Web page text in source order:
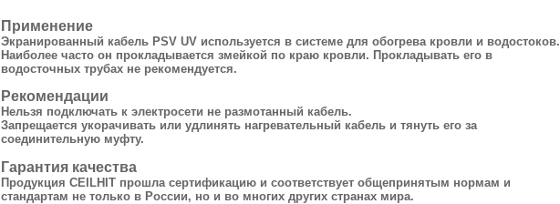
Применение
Экранированный кабель PSV UV используется в системе для обогрева кровли и водостоков.
Наиболее часто он прокладывается змейкой по краю кровли. Прокладывать его в
водосточных трубах не рекомендуется.
Рекомендации
Нельзя подключать к электросети не размотанный кабель.
Запрещается укорачивать или удлинять нагревательный кабель и тянуть его за
соединительную муфту.
Гарантия качества
Продукция CEILHIT прошла сертификацию и соответствует общепринятым нормам и
стандартам не только в России, но и во многих других странах мира.